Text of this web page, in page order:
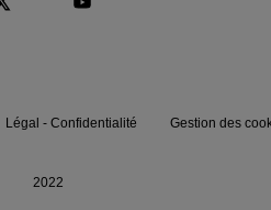
Légal - Confidentialité Gestion des
2022